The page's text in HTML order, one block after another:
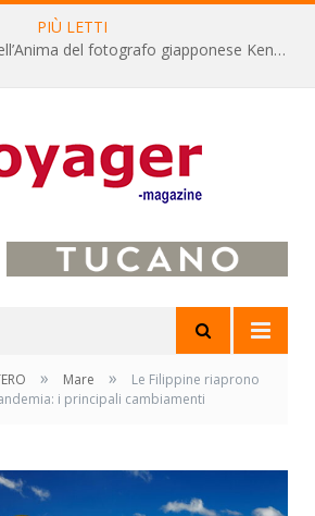
PIÙ LETTI
In mostra i Luoghi dell’Anima del fotografo giapponese Kenro Izu
» Mare »
Le Filippine riaprono
i principali cambiamenti